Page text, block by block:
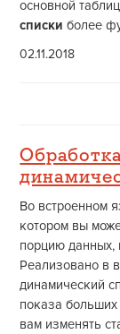
основной
списки более
02.11.2018
Во встроенном
котором вы
порцию данных,
Реализовано в
динамический
показа больших
вам изменять